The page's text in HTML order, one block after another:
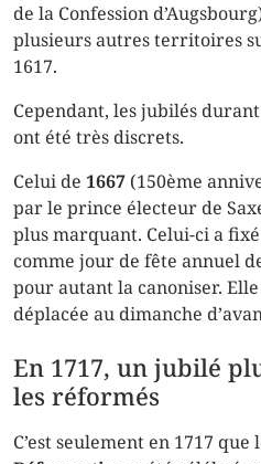
de la Confession
plusieurs autres territoires
1617.
Cependant, les jubilés
ont été très discrets.
Celui de 1667 (150ème
par le prince électeur de
plus marquant. Celui-ci a
comme jour de fête annuel
pour autant la canoniser.
déplacée au dimanche
En 1717, un jubilé
les réformés
C’est seulement en 1717 que